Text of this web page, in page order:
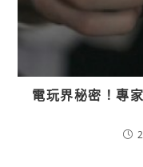
電玩界秘密！專